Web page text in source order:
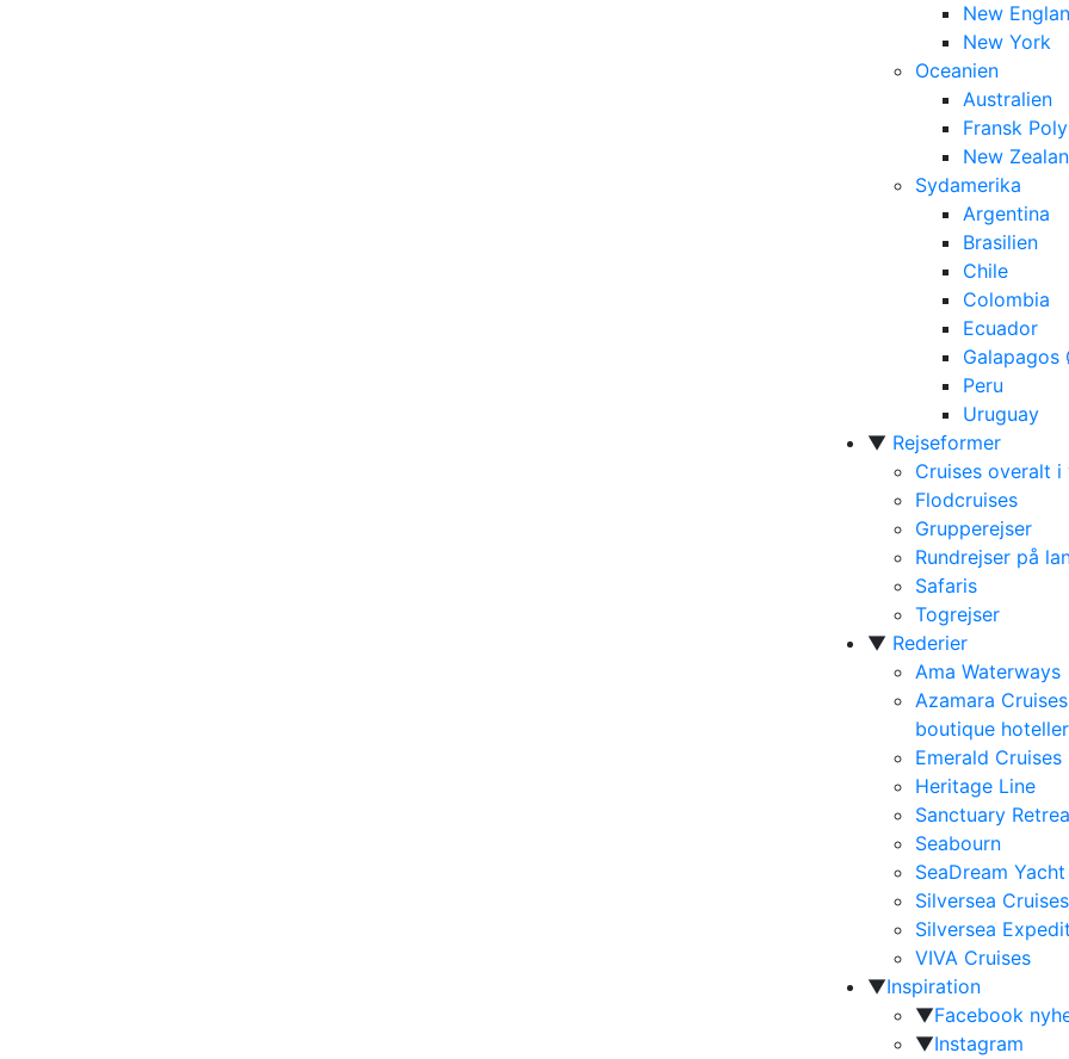
New
New York
Oceanien
Australien
Fransk
New
Sydamerika
Argentina
Brasilien
Chile
Colombia
Ecuador
Galapagos
Peru
Uruguay
▼ Rejseformer
Cruises overalt i
Flodcruises
Grupperejser
Rundrejser på
Safaris
Togrejser
▼ Rederier
Ama Waterways
Azamara
boutique hoteller
Emerald Cruises
Heritage Line
Sanctuary
Seabourn
SeaDream
Silversea Cruises
Silversea
VIVA Cruises
▼Inspiration
▼Facebook
▼Instagram